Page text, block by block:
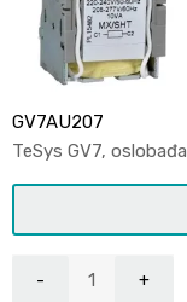
GV7AU207
TeSys GV7,